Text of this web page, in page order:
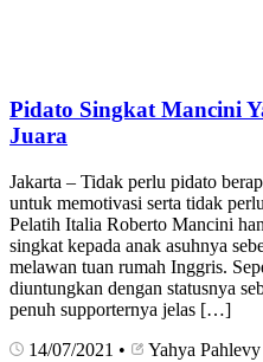
Pidato Singkat Mancini
Juara
Jakarta – Tidak perlu pidato
untuk memotivasi serta tidak
Pelatih Italia Roberto Mancini
singkat kepada anak asuhnya
melawan tuan rumah Inggris.
diuntungkan dengan statusnya
penuh supporternya jelas […]
14/07/2021 • Yahya Pahlevy